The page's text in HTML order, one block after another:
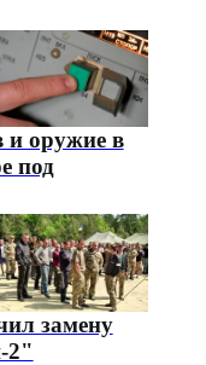
и оружие в
под
замену
2"